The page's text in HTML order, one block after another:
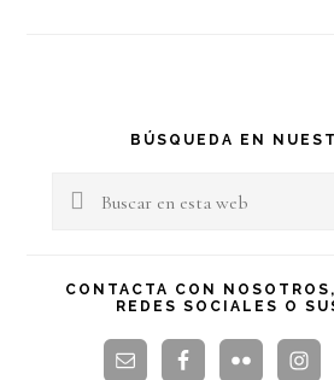
Barra
lateral
BÚSQUEDA EN
Buscar
esta
CONTACTA CON
REDES SOCIALES O